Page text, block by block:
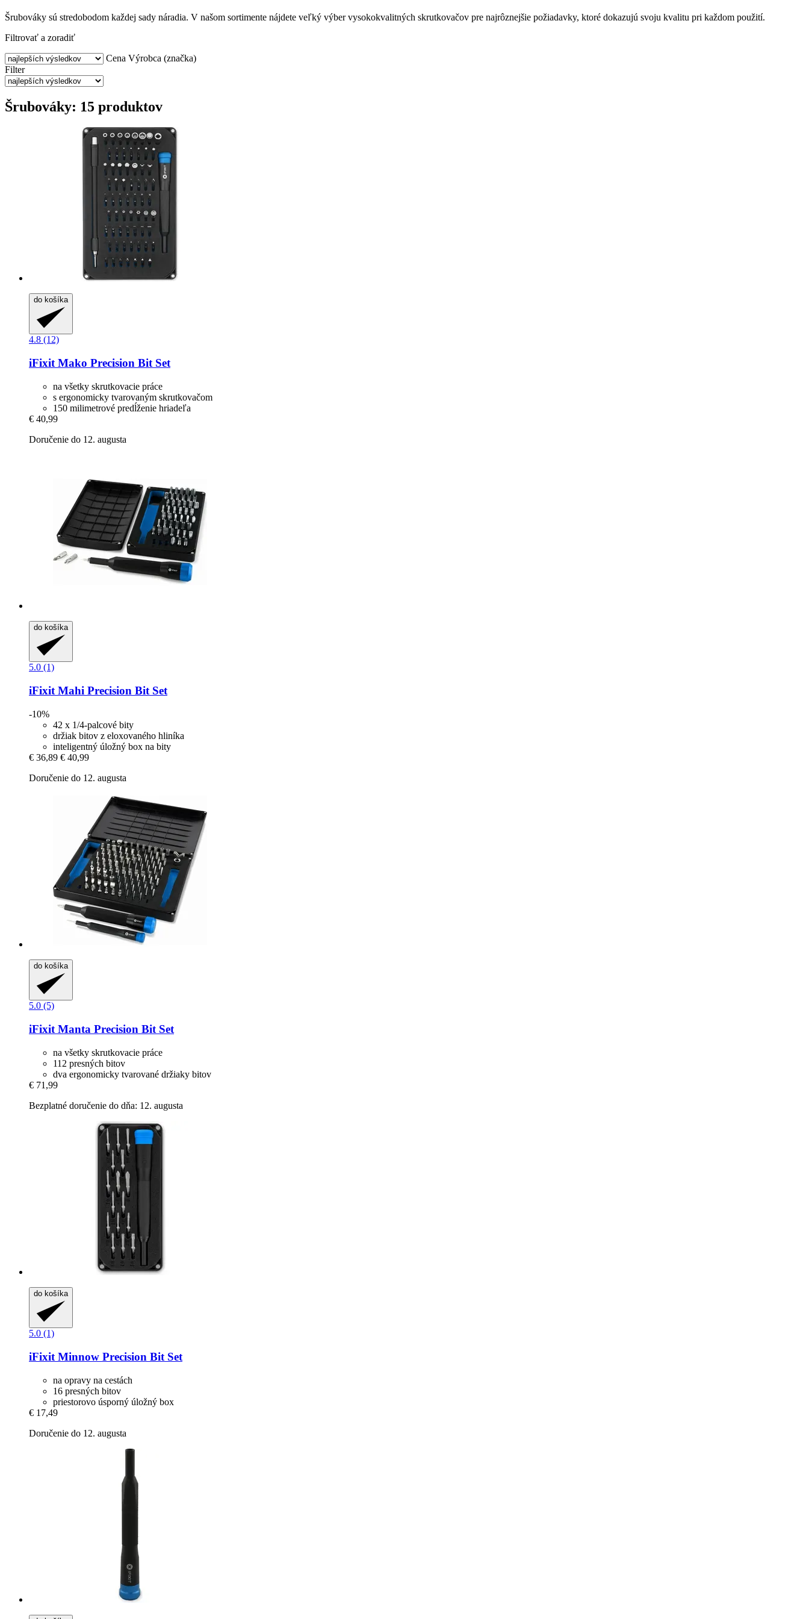
Šrubováky sú stredobodom každej sady náradia. V našom sortimente nájdete veľký výber vysokokvalitných skrutkovačov pre najrôznejšie požiadavky, ktoré dokazujú svoju kvalitu pri každom použití.
Filtrovať a zoradiť
Cena Výrobca (značka)
Filter
Šrubováky: 15 produktov
do košíka
4.8 (12)
iFixit Mako Precision Bit Set
na všetky skrutkovacie práce
s ergonomicky tvarovaným skrutkovačom
150 milimetrové predĺženie hriadeľa
€ 40,99
Doručenie do 12. augusta
do košíka
5.0 (1)
iFixit Mahi Precision Bit Set
-10%
42 x 1/4-palcové bity
držiak bitov z eloxovaného hliníka
inteligentný úložný box na bity
€ 36,89 € 40,99
Doručenie do 12. augusta
do košíka
5.0 (5)
iFixit Manta Precision Bit Set
na všetky skrutkovacie práce
112 presných bitov
dva ergonomicky tvarované držiaky bitov
€ 71,99
Bezplatné doručenie do dňa: 12. augusta
do košíka
5.0 (1)
iFixit Minnow Precision Bit Set
na opravy na cestách
16 presných bitov
priestorovo úsporný úložný box
€ 17,49
Doručenie do 12. augusta